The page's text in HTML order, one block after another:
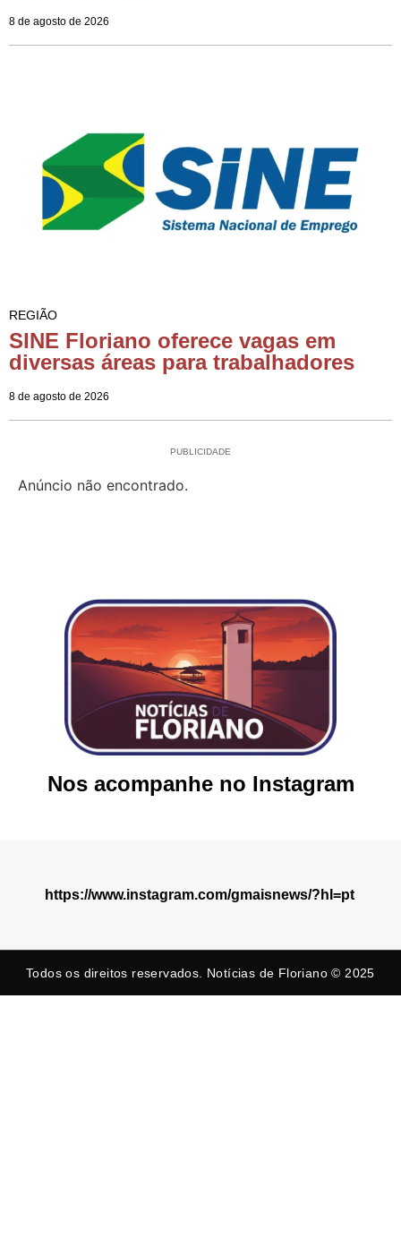
8 de agosto de 2026
REGIÃO
SINE Floriano oferece vagas em
diversas áreas para trabalhadores
8 de agosto de 2026
PUBLICIDADE
Anúncio não encontrado.
Nos acompanhe no Instagram
https://www.instagram.com/gmaisnews/?hl=pt
Todos os direitos reservados. Notícias de Floriano © 2025